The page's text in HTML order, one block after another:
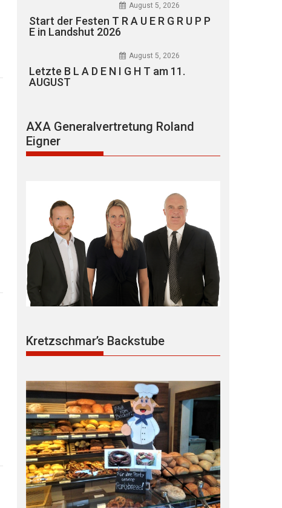
August 5, 2026
Start der Festen T R A U E R G R U P P
E in Landshut 2026
August 5, 2026
Letzte B L A D E N I G H T am 11.
AUGUST
AXA Generalvertretung Roland
Eigner
Kretzschmar’s Backstube